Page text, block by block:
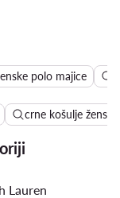
polo majice
crne košulje ženske
Lauren